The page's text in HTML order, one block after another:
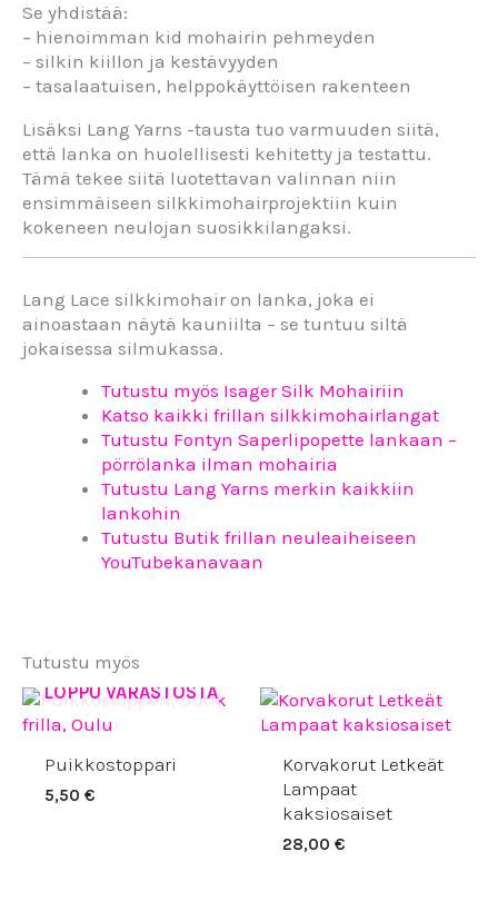
Se yhdistää:
– hienoimman kid mohairin pehmeyden
– silkin kiillon ja kestävyyden
– tasalaatuisen, helppokäyttöisen rakenteen
Lisäksi Lang Yarns -tausta tuo varmuuden siitä,
että lanka on huolellisesti kehitetty ja testattu.
Tämä tekee siitä luotettavan valinnan niin
ensimmäiseen silkkimohairprojektiin kuin
kokeneen neulojan suosikkilangaksi.
Lang Lace silkkimohair on lanka, joka ei
ainoastaan näytä kauniilta – se tuntuu siltä
jokaisessa silmukassa.
Tutustu myös Isager Silk Mohairiin
Katso kaikki frillan silkkimohairlangat
Tutustu Fontyn Saperlipopette lankaan –
pörrölanka ilman mohairia
Tutustu Lang Yarns merkin kaikkiin
lankohin
Tutustu Butik frillan neuleaiheiseen
YouTubekanavaan
Tutustu myös
LOPPU VARASTOSTA
Puikkostoppari
5,50€
Korvakorut Letkeät
Lampaat
kaksiosaiset
28,00€